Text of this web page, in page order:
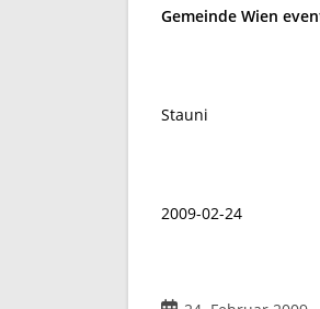
Gemeinde Wien
Stauni
2009-02-24